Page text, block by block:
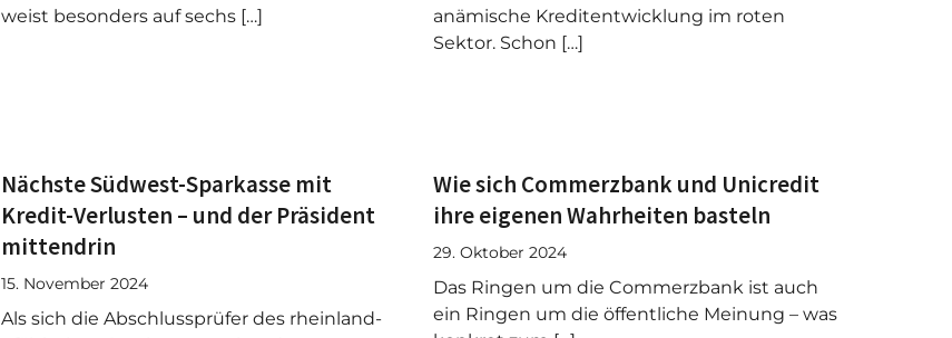
weist besonders auf sechs […]
anämische Kreditentwicklung im roten
Sektor. Schon […]
Nächste Südwest-Sparkasse mit
Kredit-Verlusten – und der Präsident
mittendrin
15. November 2024
Als sich die Abschlussprüfer des rheinland-
Wie sich Commerzbank und Unicredit
ihre eigenen Wahrheiten basteln
29. Oktober 2024
Das Ringen um die Commerzbank ist auch
ein Ringen um die öffentliche Meinung – was